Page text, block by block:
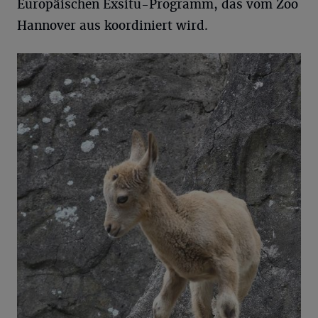
Europäischen Exsitu-Programm, das vom Zoo
Hannover aus koordiniert wird.